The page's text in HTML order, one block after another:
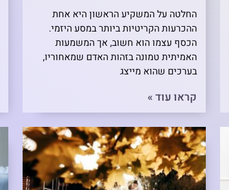
החלטה על המשקיע הראשון היא אחת
ההכרעות הקריטיות ביותר במסע היזמי.
הכסף עצמו הוא חשוב, אך המשמעות
האמיתית טמונה בזהות האדם שמאחוריו,
בערכים שהוא מייצג
קראו עוד »